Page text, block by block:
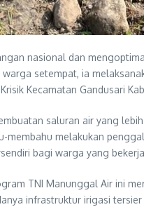
nasional dan
setempat, ia
Kecamatan Gandusari
saluran air yang
melakukan
bagi warga yang
TNI Manunggal Air ini
infrastruktur irigasi